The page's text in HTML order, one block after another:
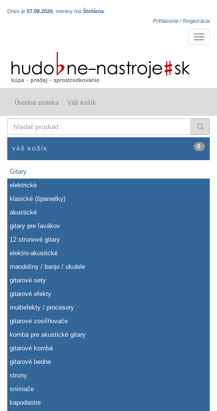
Dnes je 07.08.2026 , meniny má Štefánia
Prihlásenie / Registrácia
Úvodná stránka Váš košík
produkt
VÁŠ KOŠÍK 0
Gitary
elektrické
klasické (španielky)
akustické
gitary pre ľavákov
12 strunové gitary
elektro-akustické
mandolíny / banjo / ukulele
gitarové sety
gitarové efekty
multiefekty / procesory
gitarové zosiľňovače
kombá pre akustické gitary
gitarové kombá
gitarové bedne
struny
snímače
kapodastre